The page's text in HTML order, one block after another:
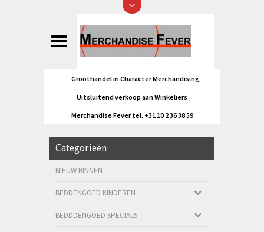
Groothandel in Character Merchandising
Uitsluitend verkoop aan Winkeliers
Merchandise Fever tel. +31 10 2 36 38 59
Categorieën
NIEUW BINNEN
BEDDENGOED KINDEREN
BEDDDENGOED SPECIALS